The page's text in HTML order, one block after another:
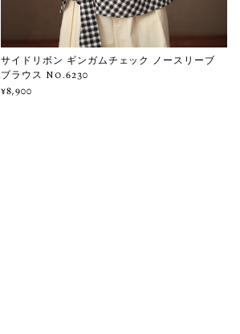
サイドリボン ギンガムチェック ノースリーブ
ブラウス No.6230
¥8,900